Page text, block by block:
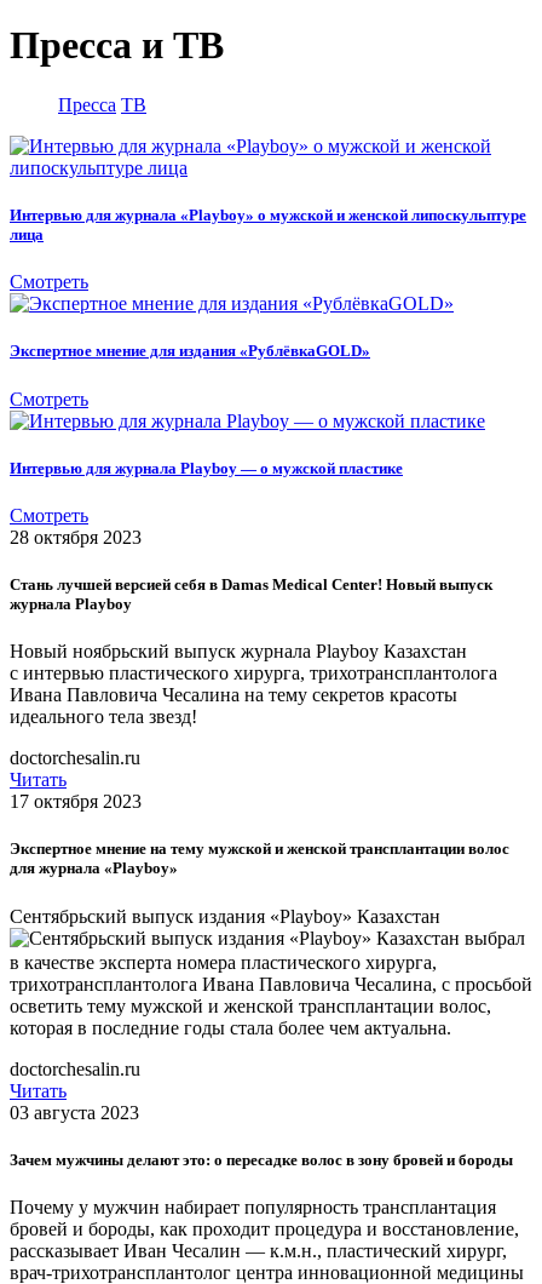
Пресса и ТВ
Пресса ТВ
Интервью для журнала «Playboy» о мужской и женской липоскульптуре
лица
Смотреть
Экспертное мнение для издания «РублёвкаGOLD»
Смотреть
Интервью для журнала Playboy — о мужской пластике
Смотреть
28 октября 2023
Стань лучшей версией себя в Damas Medical Center! Новый выпуск
журнала Playboy
Новый ноябрьский выпуск журнала Playboy Казахстан
с интервью пластического хирурга, трихотрансплантолога
Ивана Павловича Чесалина на тему секретов красоты
идеального тела звезд!
doctorchesalin.ru
Читать
17 октября 2023
Экспертное мнение на тему мужской и женской трансплантации волос
для журнала «Playboy»
Сентябрьский выпуск издания «Playboy» Казахстан
выбрал
в качестве эксперта номера пластического хирурга,
трихотрансплантолога Ивана Павловича Чесалина, с просьбой
осветить тему мужской и женской трансплантации волос,
которая в последние годы стала более чем актуальна.
doctorchesalin.ru
Читать
03 августа 2023
Зачем мужчины делают это: о пересадке волос в зону бровей и бороды
Почему у мужчин набирает популярность трансплантация
бровей и бороды, как проходит процедура и восстановление,
рассказывает Иван Чесалин ― к.м.н., пластический хирург,
врач-трихотрансплантолог центра инновационной медицины